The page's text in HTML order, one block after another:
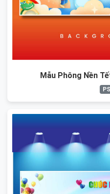
Mẫu Phông Nền